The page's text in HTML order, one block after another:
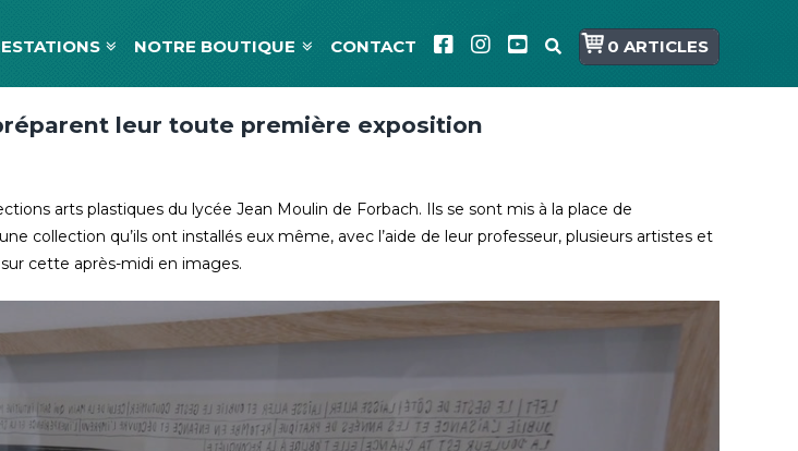
NOTRE BOUTIQUE CONTACT 0 ARTICLES
leur toute première exposition
arts plastiques du lycée Jean Moulin de Forbach. Ils se sont mis à la place de
collection qu’ils ont installés eux même, avec l’aide de leur professeur, plusieurs artistes et
cette après-midi en images.